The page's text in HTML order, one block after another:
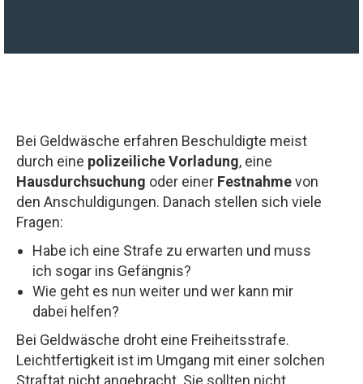
Bei Geldwäsche erfahren Beschuldigte meist
durch eine polizeiliche Vorladung, eine
Hausdurchsuchung oder einer Festnahmevon
den Anschuldigungen. Danach stellen sich viele
Fragen:
Habe ich eine Strafe zu erwarten und muss
ich sogar ins Gefängnis?
Wie geht es nun weiter und wer kann mir
dabei helfen?
Bei Geldwäsche droht eine Freiheitsstrafe.
Leichtfertigkeit ist im Umgang mit einer solchen
Straftat nicht angebracht. Sie sollten nicht